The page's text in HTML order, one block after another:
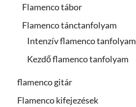
Flamenco tábor
Flamenco tánctanfolyam
Intenzív flamenco tanfolyam
Kezdő flamenco tanfolyam
flamenco gitár
Flamenco kifejezések